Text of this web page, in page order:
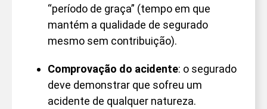
“período de graça” (tempo em que
mantém a qualidade de segurado
mesmo sem contribuição).
Comprovação do acidente: o segurado
deve demonstrar que sofreu um
acidente de qualquer natureza.